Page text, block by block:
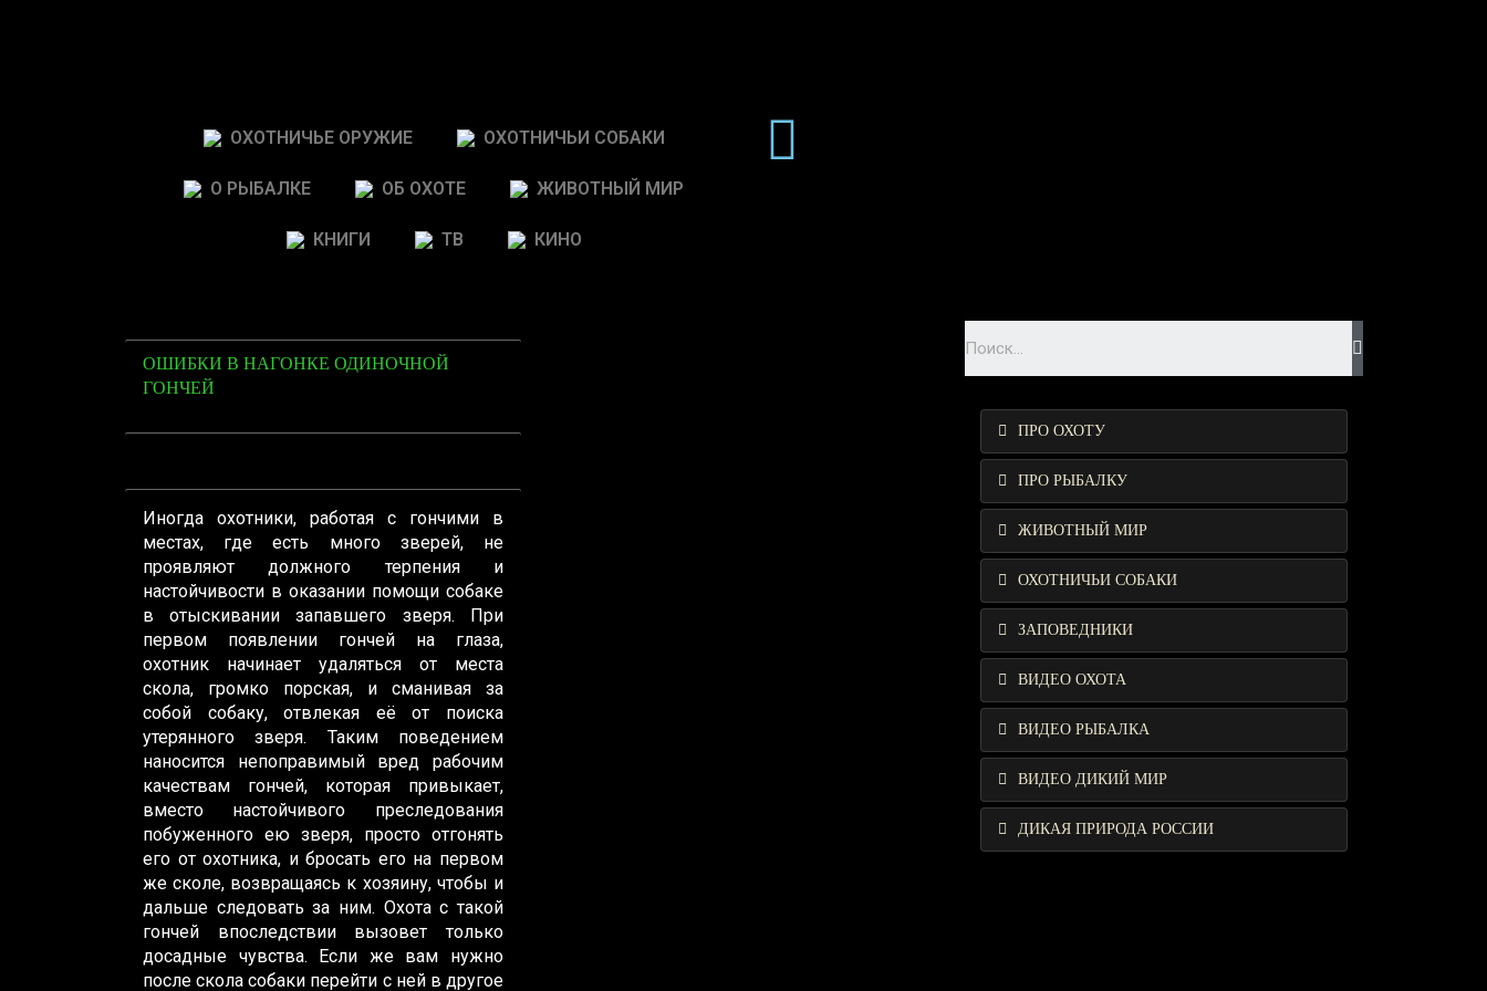
ОХОТНИЧЬЕ ОРУЖИЕ ОХОТНИЧЬИ СОБАКИ
О РЫБАЛКЕ ОБ ОХОТЕ ЖИВОТНЫЙ МИР
КНИГИ ТВ КИНО
ОШИБКИ В НАГОНКЕ ОДИНОЧНОЙ
ГОНЧЕЙ
Иногда охотники, работая с гончими в
местах, где есть много зверей, не
проявляют должного терпения и
настойчивости в оказании помощи собаке
в отыскивании запавшего зверя. При
первом появлении гончей на глаза,
охотник начинает удаляться от места
скола, громко порская, и сманивая за
собой собаку, отвлекая её от поиска
утерянного зверя. Таким поведением
наносится непоправимый вред рабочим
качествам гончей, которая привыкает,
вместо настойчивого преследования
побуженного ею зверя, просто отгонять
его от охотника, и бросать его на первом
же сколе, возвращаясь к хозяину, чтобы и
дальше следовать за ним. Охота с такой
гончей впоследствии вызовет только
досадные чувства. Если же вам нужно
после скола собаки перейти с ней в другое
ПРО ОХОТУ
ПРО РЫБАЛКУ
ЖИВОТНЫЙ МИР
ОХОТНИЧЬИ СОБАКИ
ЗАПОВЕДНИКИ
ВИДЕО ОХОТА
ВИДЕО РЫБАЛКА
ВИДЕО ДИКИЙ МИР
ДИКАЯ ПРИРОДА РОССИИ